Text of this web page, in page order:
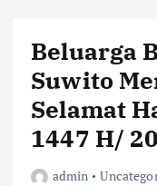
Beluarga
Suwito
Selamat
1447 H/
admin